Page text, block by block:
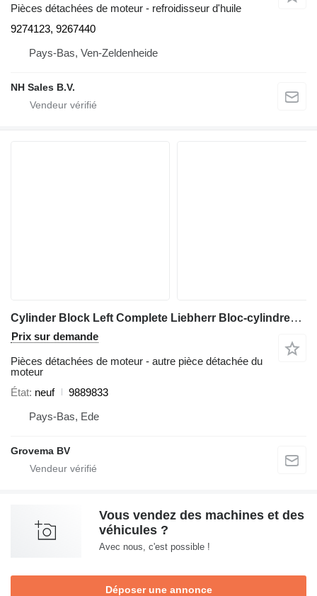
Pièces détachées de moteur - refroidisseur d'huile
9274123, 9267440
Pays-Bas, Ven-Zeldenheide
NH Sales B.V.
Cylinder Block Left Complete Liebherr Bloc-cylindres gauche complet LPVD 140/150 9889833 pour excavateur Liebherr A944C Li / A944B Li / R944C Li
Prix sur demande
Pièces détachées de moteur - autre pièce détachée du
moteur
État neuf
9889833
Pays-Bas, Ede
Grovema BV
Vous vendez des machines et des
véhicules ?
Avec nous, c'est possible !
Déposer une annonce